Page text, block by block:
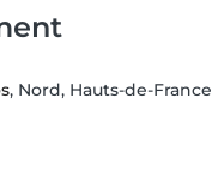
, Nord, Hauts-de-France